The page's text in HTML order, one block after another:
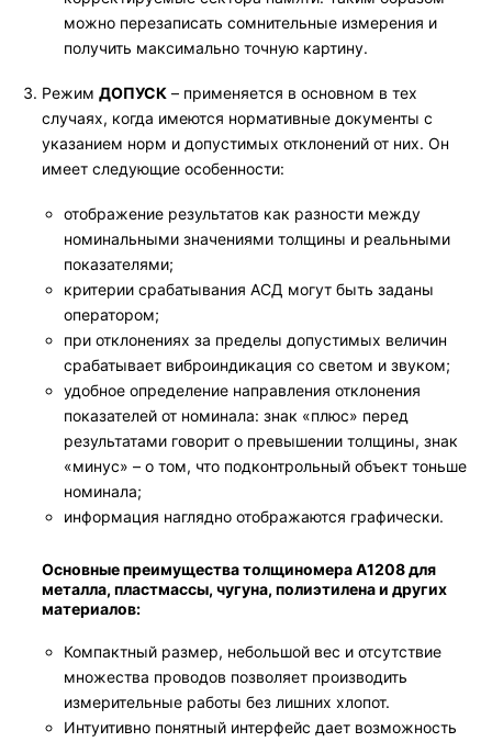
можно перезаписать сомнительные измерения и
получить максимально точную картину.
Режим ДОПУСК – применяется в основном в тех
случаях, когда имеются нормативные документы с
указанием норм и допустимых отклонений от них. Он
имеет следующие особенности:
отображение результатов как разности между
номинальными значениями толщины и реальными
показателями;
критерии срабатывания АСД могут быть заданы
оператором;
при отклонениях за пределы допустимых величин
срабатывает виброиндикация со светом и звуком;
удобное определение направления отклонения
показателей от номинала: знак «плюс» перед
результатами говорит о превышении толщины, знак
«минус» – о том, что подконтрольный объект тоньше
номинала;
информация наглядно отображаются графически.
Основные преимущества толщиномера A1208 для
металла, пластмассы, чугуна, полиэтилена и других
материалов:
Компактный размер, небольшой вес и отсутствие
множества проводов позволяет производить
измерительные работы без лишних хлопот.
Интуитивно понятный интерфейс дает возможность